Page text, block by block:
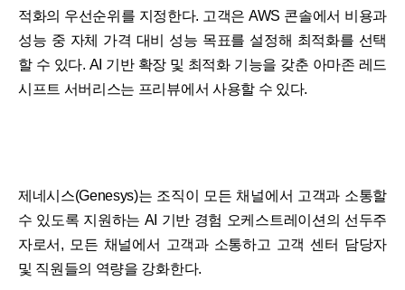
적화의 우선순위를 지정한다. 고객은 AWS 콘솔에서 비용과
성능 중 자체 가격 대비 성능 목표를 설정해 최적화를 선택
할 수 있다. AI 기반 확장 및 최적화 기능을 갖춘 아마존 레드
시프트 서버리스는 프리뷰에서 사용할 수 있다.
제네시스(Genesys)는 조직이 모든 채널에서 고객과 소통할
수 있도록 지원하는 AI 기반 경험 오케스트레이션의 선두주
자로서, 모든 채널에서 고객과 소통하고 고객 센터 담당자
및 직원들의 역량을 강화한다.